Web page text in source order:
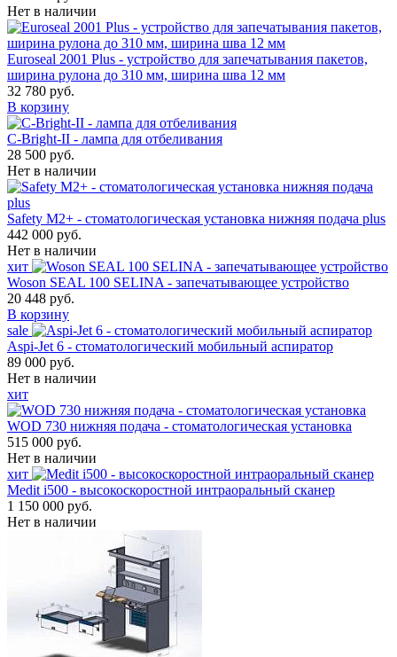
Нет в наличии
Euroseal 2001 Plus - устройство для запечатывания пакетов,
ширина рулона до 310 мм, ширина шва 12 мм
32 780 руб.
В корзину
С-Bright-II - лампа для отбеливания
28 500 руб.
Нет в наличии
Safety M2+ - стоматологическая установка нижняя подача plus
442 000 руб.
Нет в наличии
хит
Woson SEAL 100 SELINA - запечатывающее устройство
20 448 руб.
В корзину
sale
Aspi-Jet 6 - стоматологический мобильный аспиратор
89 000 руб.
Нет в наличии
хит
WOD 730 нижняя подача - стоматологическая установка
515 000 руб.
Нет в наличии
хит
Medit i500 - высокоскоростной интраоральный сканер
1 150 000 руб.
Нет в наличии